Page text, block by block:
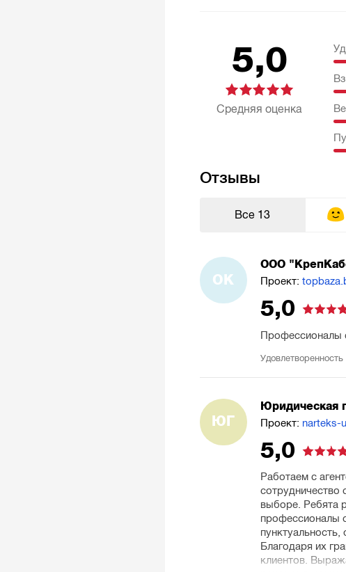
5,0
Средняя оценка
Отзывы
Все 13
ОК
ООО
Проект:
5,0
Профессионалы
Удовлетворенность
ЮГ
Юридическая
Проект: narteks-
5,0
Работаем с
сотрудничество
выборе. Ребята
профессионалы
Благодаря их
клиентов.